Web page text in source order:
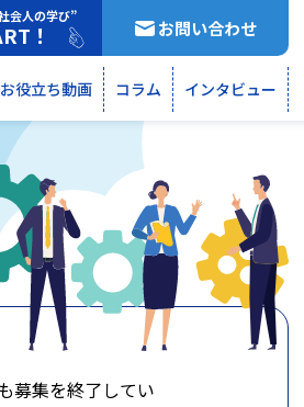
お役立ち動画 コラム インタビュー
会人の学び”
！ お問い合わせ
募集を終了してい